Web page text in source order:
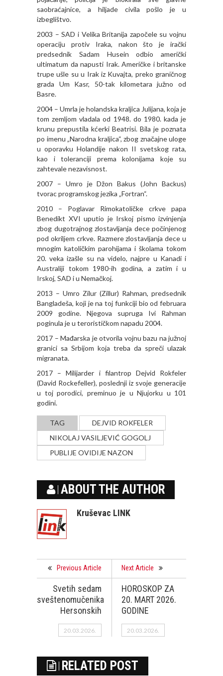
saobraćajnice, a hiljade civila pošlo je u
izbeglištvo.
2003 – SAD i Velika Britanija započele su vojnu
operaciju protiv Iraka, nakon što je irački
predsednik Sadam Husein odbio američki
ultimatum da napusti Irak. Američke i britanske
trupe ušle su u Irak iz Kuvajta, preko graničnog
grada Um Kasr, 50-tak kilometara južno od
Basre.
2004 – Umrla je holandska kraljica Julijana, koja je
tom zemljom vladala od 1948. do 1980. kada je
krunu prepustila kćerki Beatrisi. Bila je poznata
po imenu „Narodna kraljica“, zbog značajne uloge
u oporavku Holandije nakon II svetskog rata,
kao i toleranciji prema kolonijama koje su
zahtevale nezavisnost.
2007 – Umro je Džon Bakus (John Backus)
tvorac programskog jezika „Fortran“.
2010 – Poglavar Rimokatoličke crkve papa
Benedikt XVI uputio je Irskoj pismo izvinjenja
zbog dugotrajnog zlostavljanja dece počinjenog
pod okriljem crkve. Razmere zlostavljanja dece u
mnogim katoličkim parohijama i školama tokom
20. veka izašle su na videlo, najpre u Kanadi i
Australiji tokom 1980-ih godina, a zatim i u
Irskoj, SAD i u Nemačkoj.
2013 – Umro Zilur (Zillur) Rahman, predsednik
Bangladeša, koji je na toj funkciji bio od februara
2009 godine. Njegova supruga Ivi Rahman
poginula je u terorističkom napadu 2004.
2017 – Mađarska je otvorila vojnu bazu na južnoj
granici sa Srbijom koja treba da spreči ulazak
migranata.
2017 – Milijarder i filantrop Dejvid Rokfeler
(David Rockefeller), poslednji iz svoje generacije
u toj porodici, preminuo je u Njujorku u 101
godini.
TAG
DEJVID ROKFELER
NIKOLAJ VASILJEVIĆ GOGOLJ
PUBLIJE OVIDIJE NAZON
ABOUT THE AUTHOR
Kruševac LINK
Previous Article
Svetih sedam
sveštenomučenika
Hersonskih
20.03.2026.
Next Article
HOROSKOP ZA
20. MART 2026.
GODINE
20.03.2026.
RELATED POST